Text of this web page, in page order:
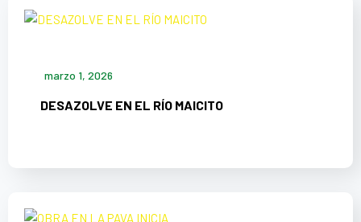
marzo 1, 2026
DESAZOLVE EN EL RÍO MAICITO